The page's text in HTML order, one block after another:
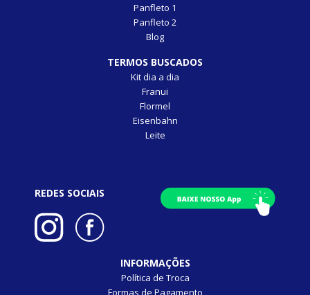
Panfleto 1
Panfleto 2
Blog
TERMOS BUSCADOS
Kit dia a dia
Franui
Flormel
Eisenbahn
Leite
REDES SOCIAIS
INFORMAÇÕES
Política de Troca
Formas de Pagamento